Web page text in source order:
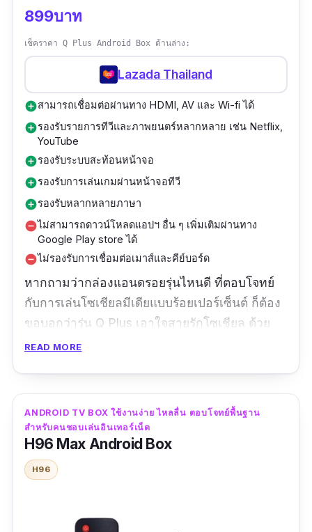
899บาท
เช็คราคา Q Plus Android Box ด้านล่าง:
Lazada Thailand
add_circleสามารถเชื่อมต่อผ่านทาง HDMI, AV และ Wi-fi ได้
add_circleรองรับรายการทีวีและภาพยนตร์หลากหลาย เช่น Netflix,
YouTube
add_circleรองรับระบบสะท้อนหน้าจอ
add_circleรองรับการเล่นเกมผ่านหน้าจอทีวี
add_circleรองรับหลากหลายภาษา
remove_circleไม่สามารถดาวน์โหลดแอปฯ อื่น ๆ เพิ่มเติมผ่านทาง
Google Play store ได้
remove_circleไม่รองรับการเชื่อมต่อเมาส์และคีย์บอร์ด
หากถามว่ากล่องแอนดรอยรุ่นไหนดี ที่ตอบโจทย์
กับการเล่นโซเชียลมีเดียแบบร้อยเปอร์เซ็นต์ ก็ต้อง
ขอบอกว่ารุ่น Q Plus เอาใจสายรักโซเชียล ด้วย
ระบบแอนดรอย 9.0 กับ RAM 4 GB ที่สนับสนุน
สะดุด อีกทั้ง android box q-plus ยังรองรับการ
เล่นเกมได้หลายร้อยเกม ผ่านการสะท้อนหน้าจอ
จากทางมือถืออีกด้วย เป็นอีกหนึ่งกล่องดูทีวีผ่าน
เน็ตไม่มีรายเดือนที่ต้องตรงใจของใครหลายคน
แน่นอน
รีวิวจากผู้ซื้อ :ได้รับสินค้าเร็วมากแพ็คมาเป็นอย่าง
READ MORE
ANDROID TV BOX ใช้งานง่าย ไหลลื่น ตอบโจทย์พื้นฐาน
สำหรับคนชอบเล่นอินเทอร์เน็ต
H96 Max Android Box
H96